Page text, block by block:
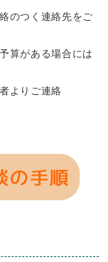
のつく連絡先をご
算がある場合には
よりご連絡